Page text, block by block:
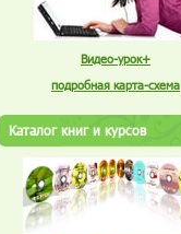
Видео-урок+
подробная карта-схема
Каталог книг и курсов